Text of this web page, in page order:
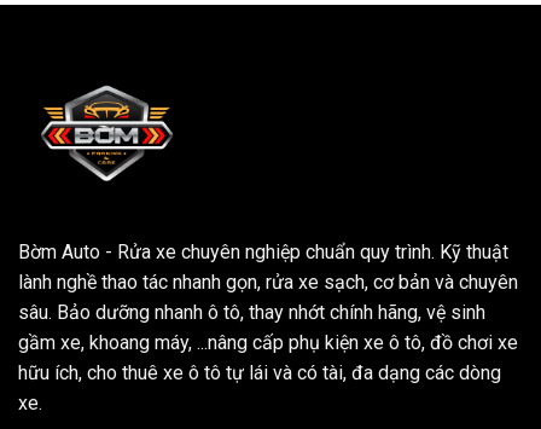
Bờm Auto - Rửa xe chuyên nghiệp chuẩn quy trình. Kỹ thuật
lành nghề thao tác nhanh gọn, rửa xe sạch, cơ bản và chuyên
sâu. Bảo dưỡng nhanh ô tô, thay nhớt chính hãng, vệ sinh
gầm xe, khoang máy, ...nâng cấp phụ kiện xe ô tô, đồ chơi xe
hữu ích, cho thuê xe ô tô tự lái và có tài, đa dạng các dòng
xe.